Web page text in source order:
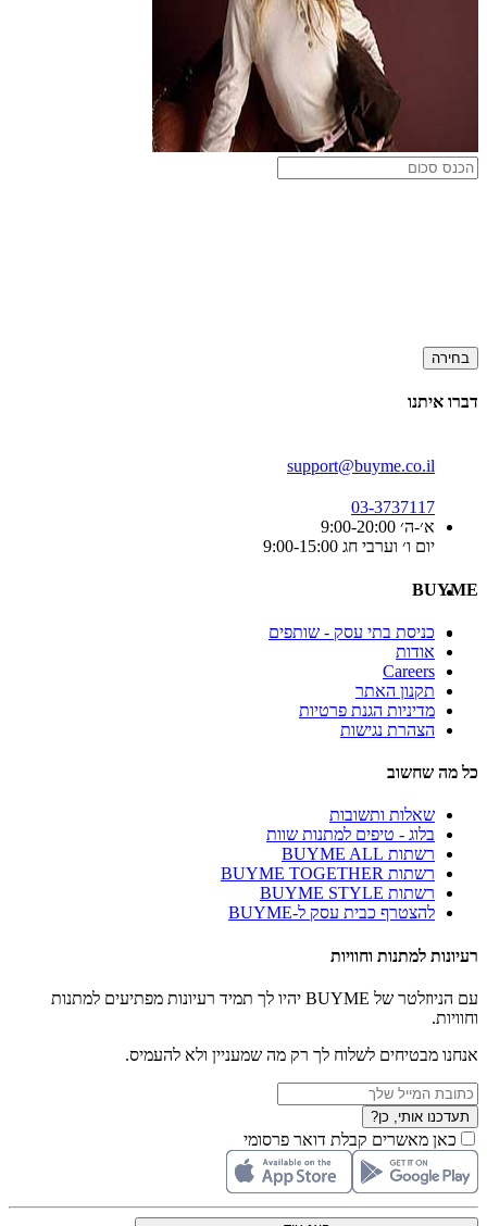
בחירה
דברו איתנו
support@buyme.co.il
03-3737117
א׳-ה׳ 9:00-20:00
יום ו׳ וערבי חג 9:00-15:00
BUYME
כניסת בתי עסק - שותפים
אודות
Careers
תקנון האתר
מדיניות הגנת פרטיות
הצהרת נגישות
כל מה שחשוב
שאלות ותשובות
בלוג - טיפים למתנות שוות
רשתות BUYME ALL
רשתות BUYME TOGETHER
רשתות BUYME STYLE
להצטרף כבית עסק ל-BUYME
רעיונות למתנות וחוויות
עם הניוזלטר של BUYME יהיו לך תמיד רעיונות מפתיעים למתנות
וחוויות.
אנחנו מבטיחים לשלוח לך רק מה שמעניין ולא להעמיס.
תעדכנו אותי, כן?
כאן מאשרים קבלת דואר פרסומי